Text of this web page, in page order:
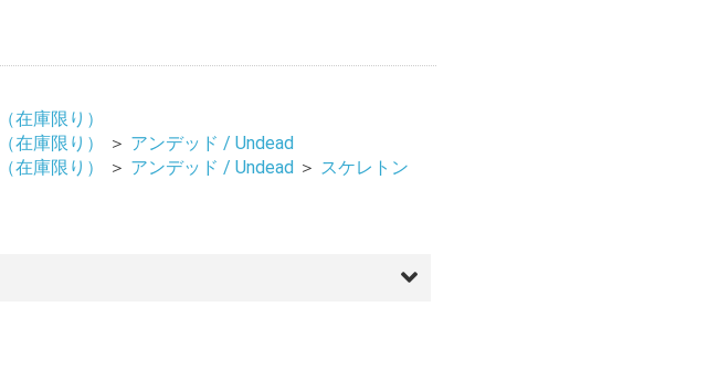
在庫限り）
在庫限り）
＞ アンデッド / Undead
在庫限り）
＞ アンデッド / Undead ＞ スケレトン